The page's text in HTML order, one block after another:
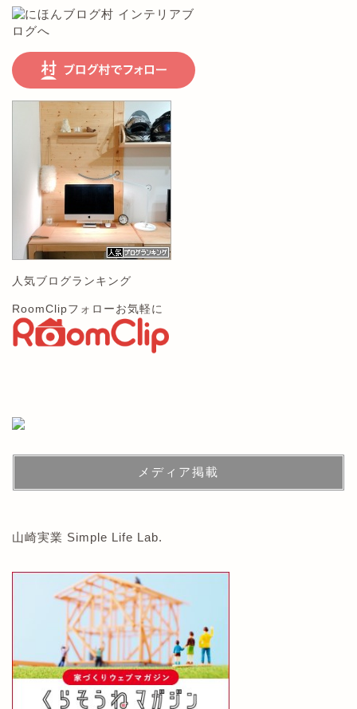
人気ブログランキング
RoomClipフォローお気軽に
メディア掲載
山崎実業 Simple Life Lab.